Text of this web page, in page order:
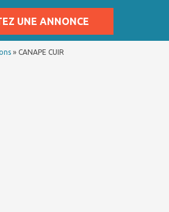
UNE ANNONCE
» CANAPE CUIR